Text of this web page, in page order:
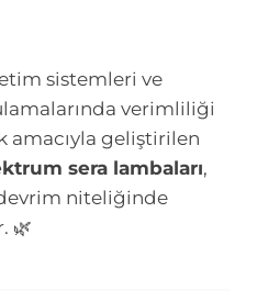
sistemleri ve
verimliliği
amacıyla geliştirilen
sera lambaları,
niteliğinde
🌿